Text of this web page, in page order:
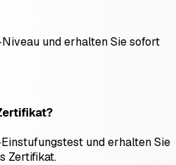
und erhalten Sie sofort
und erhalten Sie
Zertifikat.